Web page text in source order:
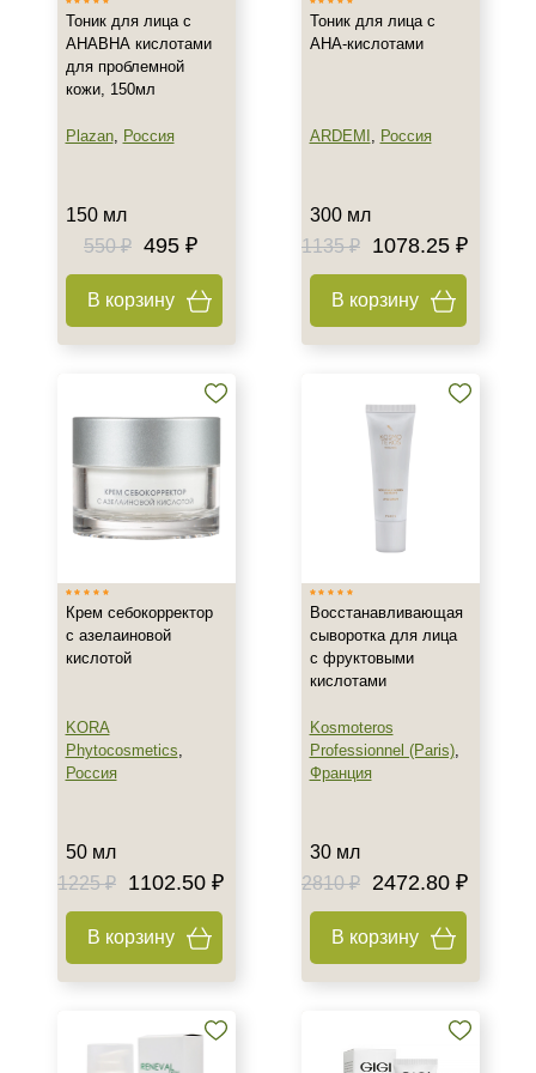
Для женщин
Тоник для лица с
АНАВНА кислотами
для проблемной
кожи, 150мл
Plazan, Россия
150 мл
550 ₽ 495 ₽
В корзину
Тоник для лица с
АНА-кислотами
ARDEMI , Россия
300 мл
1135 ₽
1078.25 ₽
В корзину
Крем себокорректор
с азелаиновой
кислотой
KORA
Phytocosmetics,
Россия
50 мл
1225 ₽
1102.50 ₽
В корзину
Восстанавливающая
сыворотка для лица
с фруктовыми
кислотами
Kosmoteros
Professionnel (Paris),
Франция
30 мл
2810 ₽
2472.80 ₽
В корзину